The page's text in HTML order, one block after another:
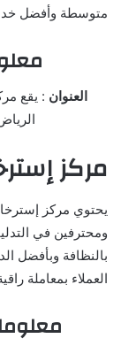
متوسطة وأفضل
العنوان : يقع
الرياض ١٣٢٤٤، المملكة العربية
مركز
يحتوي مركز
ومحترفين في
بالنظافة وبأفضل
العملاء بمعاملة